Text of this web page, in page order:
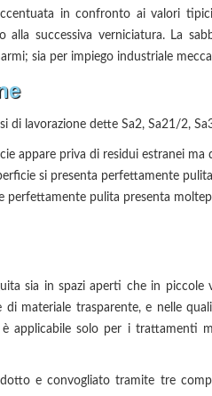
in confronto ai valori
alla successiva verniciatura. La
sia per impiego industriale
di lavorazione dette Sa2, Sa21/2,
appare priva di residui estranei
si presenta perfettamente
perfettamente pulita presenta
sia in spazi aperti che in
di materiale trasparente, e nelle
è applicabile solo per i trattamenti
e convogliato tramite tre